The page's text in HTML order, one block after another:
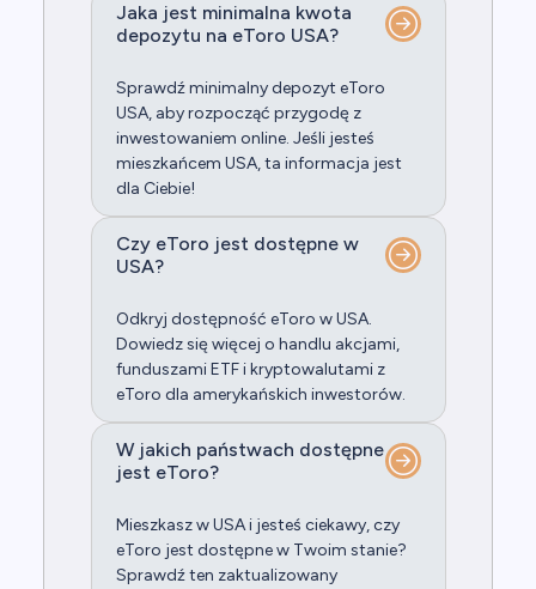
Jaka jest minimalna kwota
depozytu na eToro USA?
Sprawdź minimalny depozyt eToro
USA, aby rozpocząć przygodę z
inwestowaniem online. Jeśli jesteś
mieszkańcem USA, ta informacja jest
dla Ciebie!
Czy eToro jest dostępne w
USA?
Odkryj dostępność eToro w USA.
Dowiedz się więcej o handlu akcjami,
funduszami ETF i kryptowalutami z
eToro dla amerykańskich inwestorów.
W jakich państwach dostępne
jest eToro?
Mieszkasz w USA i jesteś ciekawy, czy
eToro jest dostępne w Twoim stanie?
Sprawdź ten zaktualizowany